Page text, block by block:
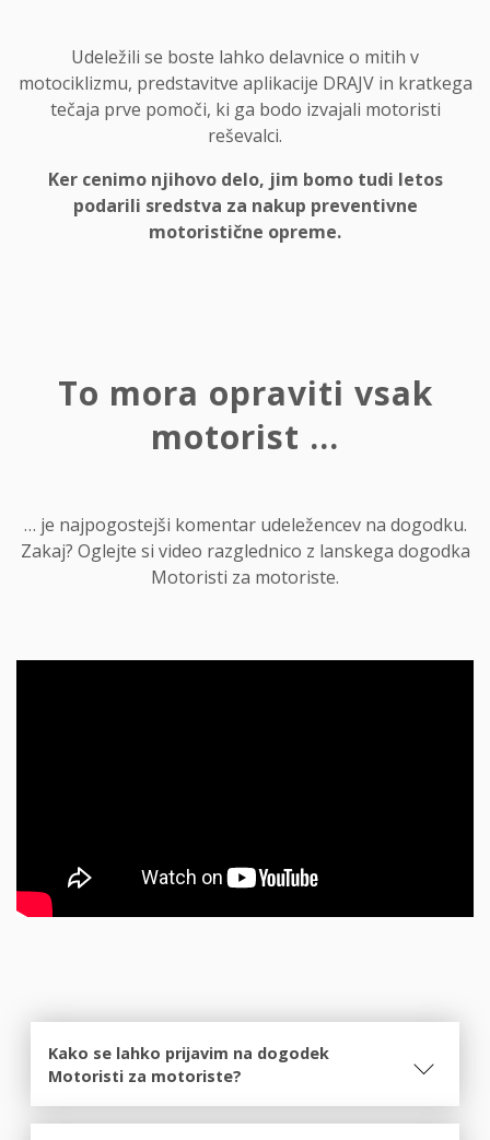
Udeležili se boste lahko delavnice o mitih v
motociklizmu, predstavitve aplikacije DRAJV in kratkega
tečaja prve pomoči, ki ga bodo izvajali motoristi
reševalci.
Ker cenimo njihovo delo, jim bomo tudi letos
podarili sredstva za nakup preventivne
motoristične opreme.
To mora opraviti vsak
motorist …
… je najpogostejši komentar udeležencev na dogodku.
Zakaj? Oglejte si video razglednico z lanskega dogodka
Motoristi za motoriste.
Kako se lahko prijavim na dogodek
Motoristi za motoriste?